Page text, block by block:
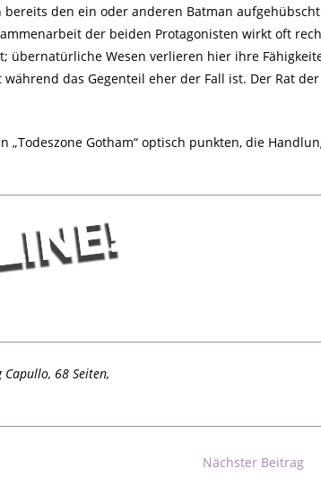
den ein oder anderen Batman aufgehübscht
der beiden Protagonisten wirkt oft
übernatürliche Wesen verlieren hier ihre
das Gegenteil eher der Fall ist. Der Rat
„Todeszone Gotham“ optisch punkten, die
68 Seiten,
Nächster Beitrag